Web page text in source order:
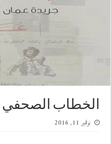
الخطاب
نوفمبر 11, 2016